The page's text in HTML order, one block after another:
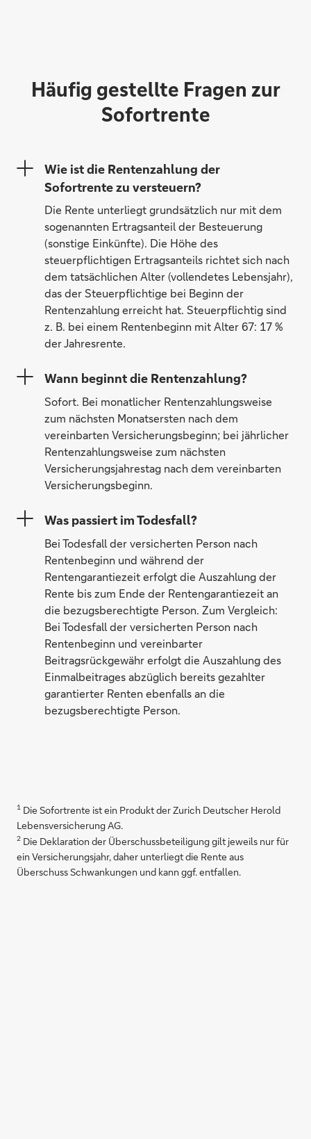
Häufig gestellte Fragen zur
Sofortrente
Wie ist die Rentenzahlung der
Sofortrente zu versteuern?
Die Rente unterliegt grundsätzlich nur mit dem
sogenannten Ertragsanteil der Besteuerung
(sonstige Einkünfte). Die Höhe des
steuerpflichtigen Ertragsanteils richtet sich nach
dem tatsächlichen Alter (vollendetes Lebensjahr),
das der Steuerpflichtige bei Beginn der
Rentenzahlung erreicht hat. Steuerpflichtig sind
z. B. bei einem Rentenbeginn mit Alter 67: 17 %
der Jahresrente.
Wann beginnt die Rentenzahlung?
Sofort. Bei monatlicher Rentenzahlungsweise
zum nächsten Monatsersten nach dem
vereinbarten Versicherungsbeginn; bei jährlicher
Rentenzahlungsweise zum nächsten
Versicherungsjahrestag nach dem vereinbarten
Versicherungsbeginn.
Was passiert im Todesfall?
Bei Todesfall der versicherten Person nach
Rentenbeginn und während der
Rentengarantiezeit erfolgt die Auszahlung der
Rente bis zum Ende der Rentengarantiezeit an
die bezugsberechtigte Person. Zum Vergleich:
Bei Todesfall der versicherten Person nach
Rentenbeginn und vereinbarter
Beitragsrückgewähr erfolgt die Auszahlung des
Einmalbeitrages abzüglich bereits gezahlter
garantierter Renten ebenfalls an die
bezugsberechtigte Person.
1 Die Sofortrente ist ein Produkt der Zurich Deutscher Herold
Lebensversicherung AG.
2 Die Deklaration der Überschussbeteiligung gilt jeweils nur für
ein Versicherungsjahr, daher unterliegt die Rente aus
Überschuss Schwankungen und kann ggf. entfallen.